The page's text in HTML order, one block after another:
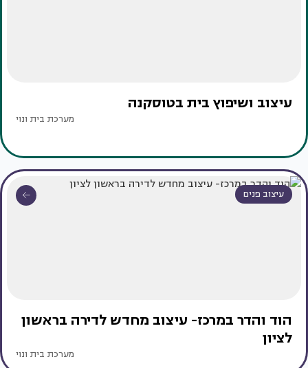
עיצוב ושיפוץ בית בטוסקנה
מערכת בית ונוי
עיצוב פנים
הוד והדר במרכז- עיצוב מחדש לדירה בראשון
לציון
מערכת בית ונוי